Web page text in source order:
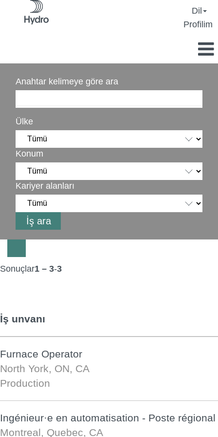
Dil
Profilim
Anahtar kelimeye göre ara
Ülke
Konum
Kariyer alanları
Sonuçlar1 – 3-3
İş unvanı
Furnace Operator
North York, ON, CA
Production
Ingénieur·e en automatisation - Poste régional
Montreal, Quebec, CA